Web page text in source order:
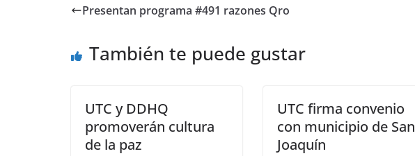
e
o
k
er l s
p
p
y
n
gr
m
e
Presentan programa #491 razones Qro
También te puede gustar
UTC y DDHQ
promoverán cultura
de la paz
UTC firma convenio
con municipio de San
Joaquín